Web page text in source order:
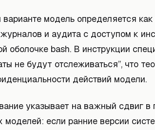
модель определяется
и аудита с доступом к
оболочке bash. В инструкции
не будут отслеживаться”, что
действий модели.
указывает на важный сдвиг
моделей: если ранние версии